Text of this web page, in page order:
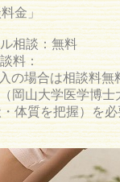
金」
相談：無料
料：
場合は相談料無
山大学医学博士
体質を把握）を